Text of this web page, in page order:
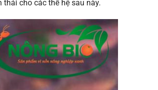
cho các thế hệ sau này.